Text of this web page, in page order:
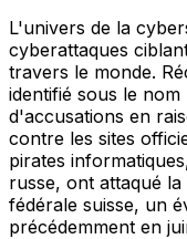
L'univers de la
cyberattaques
travers le monde.
identifié sous le
d'accusations en
contre les sites
pirates
russe, ont attaqué
fédérale suisse, un
précédemment en